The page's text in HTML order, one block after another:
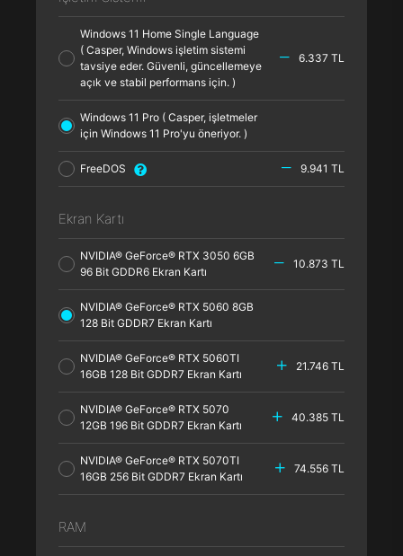
Windows 11 Home Single Language
( Casper, Windows işletim sistemi
tavsiye eder. Güvenli, güncellemeye
açık ve stabil performans için. )
6.337 TL
Windows 11 Pro ( Casper, işletmeler
için Windows 11 Pro'yu öneriyor. )
FreeDOS 9.941 TL
Ekran Kartı
NVIDIA® GeForce® RTX 3050 6GB
96 Bit GDDR6 Ekran Kartı
10.873 TL
NVIDIA® GeForce® RTX 5060 8GB
128 Bit GDDR7 Ekran Kartı
NVIDIA® GeForce® RTX 5060TI
16GB 128 Bit GDDR7 Ekran Kartı
21.746 TL
NVIDIA® GeForce® RTX 5070
12GB 196 Bit GDDR7 Ekran Kartı
40.385 TL
NVIDIA® GeForce® RTX 5070TI
16GB 256 Bit GDDR7 Ekran Kartı
74.556 TL
RAM